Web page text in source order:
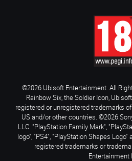
©2026 Ubisoft Entertainment. All
Rainbow Six, the Soldier Icon,
registered or unregistered trademarks
US and/or other countries. ©2026
LLC. "PlayStation Family Mark",
logo", "PS4", "PlayStation Shapes
registered trademarks or
Entertainment